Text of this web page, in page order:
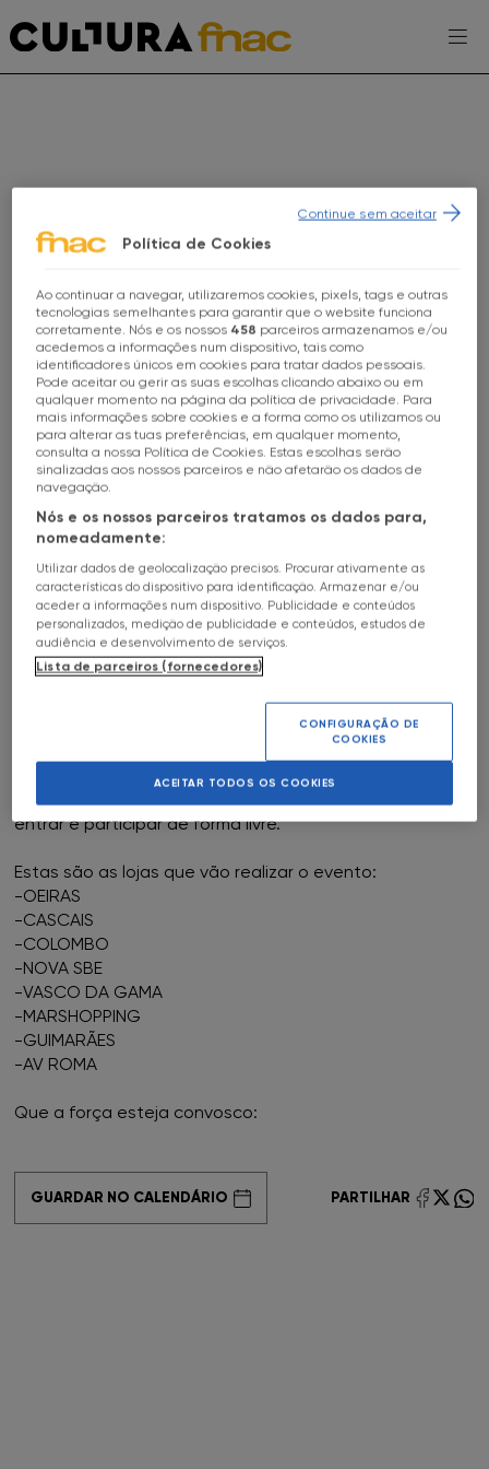
EXPOSIÇÕES
PROJETOS CULTURA FNAC
ENTREVISTAS
TOMA-NOTA
HALL OF FAME
SOBRE
Escolhe a tua loja FNAC
Todas as Lojas
FNAC Alameda
FNAC Alfragide
FNAC AlgarveShopping
FNAC Almada
FNAC Amoreiras
FNAC Braga
FNAC Cascais
FNAC Castelo Branco
FNAC Chiado
FNAC Faro
MAY THE 4TH
04Mai 10h
STAR WARS MAY 4TH - PUZZLE
FNAC OEIRAS
Na semana do Star Wars May 4TH, as lojas FNAC vão
abrir os Fóruns para uma iniciativa onde a força de
Cada fórum terá um ou mais puzzles Star Wars para
montagem livre, com todos os visitantes a poderem
entrar e participar de forma livre.
Estas são as lojas que vão realizar o evento:
-OEIRAS
-CASCAIS
-COLOMBO
-NOVA SBE
-VASCO DA GAMA
-MARSHOPPING
-GUIMARÃES
-AV ROMA
Que a força esteja convosco:
GUARDAR NO CALENDÁRIO PARTILHAR
Política de Cookies
Ao continuar a navegar, utilizaremos cookies, pixels, tags e outras
tecnologias semelhantes para garantir que o website funciona
corretamente. Nós e os nossos 458 parceiros armazenamos e/ou
acedemos a informações num dispositivo, tais como
identificadores únicos em cookies para tratar dados pessoais.
Pode aceitar ou gerir as suas escolhas clicando abaixo ou em
qualquer momento na página da política de privacidade. Para
mais informações sobre cookies e a forma como os utilizamos ou
para alterar as tuas preferências, em qualquer momento,
consulta a nossa Política de Cookies. Estas escolhas serão
sinalizadas aos nossos parceiros e não afetarão os dados de
navegação.
Nós e os nossos parceiros tratamos os dados para,
nomeadamente:
Utilizar dados de geolocalização precisos. Procurar ativamente as
características do dispositivo para identificação. Armazenar e/ou
aceder a informações num dispositivo. Publicidade e conteúdos
personalizados, medição de publicidade e conteúdos, estudos de
audiência e desenvolvimento de serviços.
Lista de parceiros (fornecedores)
CONFIGURAÇÃO DE
COOKIES
ACEITAR TODOS OS COOKIES
Continue sem aceitar